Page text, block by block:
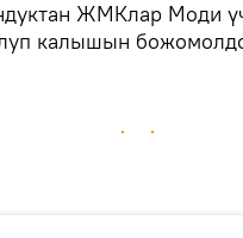
ЖМКлар Моди
калышын